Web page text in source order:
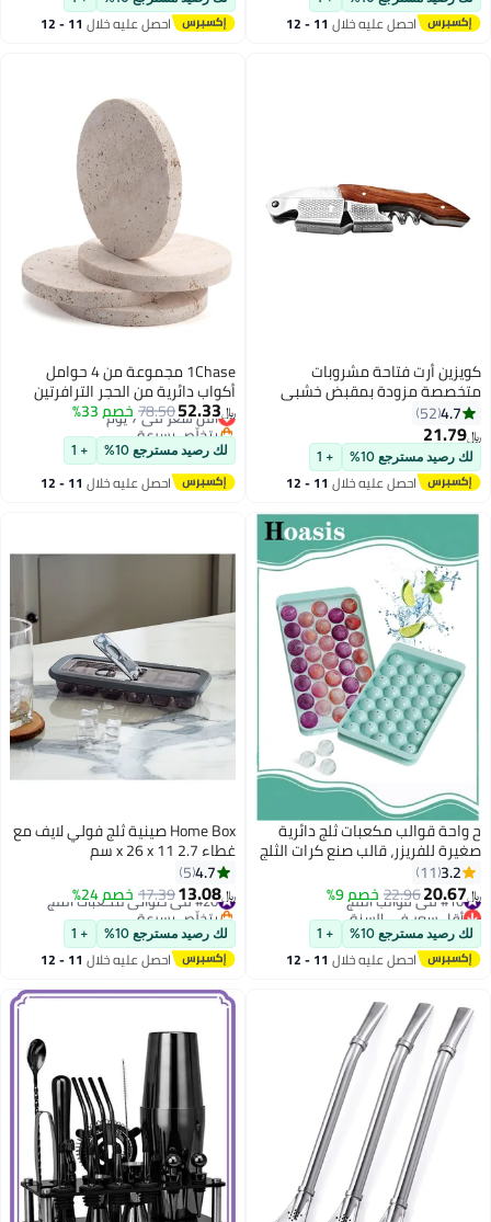
احصل عليه خلال 11 - 12 والفواكه والزبادي (أخضر)
احصل عليه خلال 11 - 12
أرت فتاحة مشروبات
مزودة بمقبض خشبي
4.7
52
21.79
رصيد مسترجع 10% + 1
احصل عليه خلال 11 - 12
1Chase مجموعة من 4 حوامل
أكواب دائرية من الحجر الترافرتين
الطبيعي للمشروبات، القهوة،
52.33
78.50خصم 33%أقل سعر في 7 يوم
بتخلّص بسرعة
أقل سعر في 7 يوم
لك رصيد مسترجع 10% + 1
احصل عليه خلال 11 - 12
قوالب مكعبات ثلج دائرية
للفريزر، قالب صنع كرات الثلج
مكعبات ثلج كروي قابل لاعادة
3.2
11
20.67
22.96خصم 9% #10 في قوالب الثلج
أقل سعر في السنة
#10 في قوالب الثلج
رصيد مسترجع 10% + 1
احصل عليه خلال 11 - 12
Home Box صينية ثلج فولي لايف مع
غطاء 2.7 x 26 x 11 سم
4.7
5
13.08
17.39خصم 24% #20 في صواني مكعبات الثلج
بتخلّص بسرعة
#20 في صواني مكعبات الثلج
لك رصيد مسترجع 10% + 1
احصل عليه خلال 11 - 12